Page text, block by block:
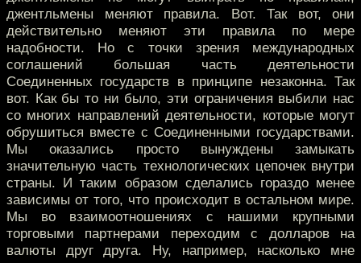
джентльмены меняют правила. Вот. Так вот, они
действительно меняют эти правила по мере
надобности. Но с точки зрения международных
соглашений большая часть деятельности
Соединенных государств в принципе незаконна. Так
вот. Как бы то ни было, эти ограничения выбили нас
со многих направлений деятельности, которые могут
обрушиться вместе с Соединенными государствами.
Мы оказались просто вынуждены замыкать
значительную часть технологических цепочек внутри
страны. И таким образом сделались гораздо менее
зависимы от того, что происходит в остальном мире.
Мы во взаимоотношениях с нашими крупными
торговыми партнерами переходим с долларов на
валюты друг друга. Ну, например, насколько мне